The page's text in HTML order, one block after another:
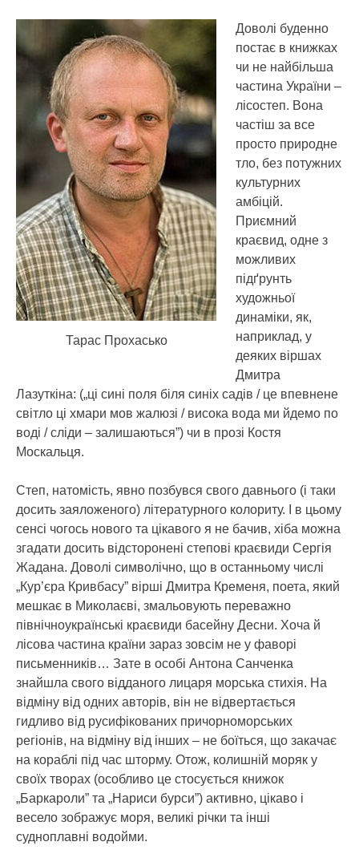
Тарас Прохасько
Доволі буденно
постає в книжках
чи не найбільша
частина України –
лісостеп. Вона
частіш за все
просто природне
тло, без потужних
культурних
амбіцій.
Приємний
краєвид, одне з
можливих
підґрунть
художньої
динаміки, як,
наприклад, у
деяких віршах
Дмитра
Лазуткіна: („ці сині поля біля синіх садів / це впевнене
світло ці хмари мов жалюзі / висока вода ми йдемо по
воді / сліди – залишаються”) чи в прозі Костя
Москальця.
Степ, натомість, явно позбувся свого давнього (і таки
досить заяложеного) літературного колориту. І в цьому
сенсі чогось нового та цікавого я не бачив, хіба можна
згадати досить відсторонені степові краєвиди Сергія
Жадана. Доволі символічно, що в останньому числі
„Кур’єра Кривбасу” вірші Дмитра Кременя, поета, який
мешкає в Миколаєві, змальовують переважно
північноукраїнські краєвиди басейну Десни. Хоча й
лісова частина країни зараз зовсім не у фаворі
письменників… Зате в особі Антона Санченка
знайшла свого відданого лицаря морська стихія. На
відміну від одних авторів, він не відвертається
гидливо від русифікованих причорноморських
регіонів, на відміну від інших – не боїться, що закачає
на кораблі під час шторму. Отож, колишній моряк у
своїх творах (особливо це стосується книжок
„Баркароли” та „Нариси бурси”) активно, цікаво і
весело зображує моря, великі річки та інші
судноплавні водойми.